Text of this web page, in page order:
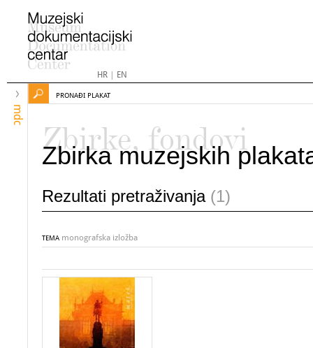
HR| EN
mdc
PRONAĐI PLAKAT
Zbirke, fondovi
Zbirka muzejskih
Rezultati pretraživanja (1)
TEMA monografska izložba